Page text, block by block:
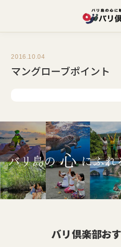
2016.10.04
マングローブポイント
バリ倶楽部お